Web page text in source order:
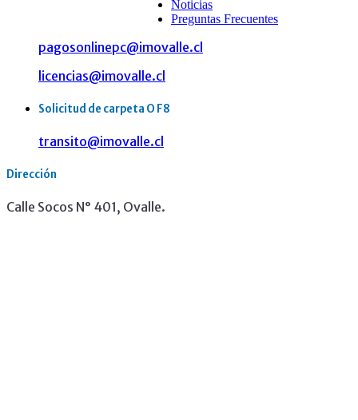
Noticias
Preguntas Frecuentes
pagosonlinepc@imovalle.cl
licencias@imovalle.cl
Solicitud de carpeta O F8
transito@imovalle.cl
Dirección
Calle Socos N° 401, Ovalle.